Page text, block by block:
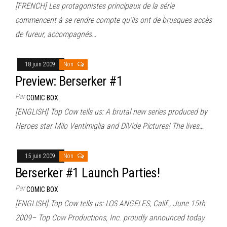
[FRENCH] Les protagonistes principaux de la série
commencent à se rendre compte qu’ils ont de brusques accès
de fureur, accompagnés…
18 juin 2009 Non
Preview: Berserker #1
ParCOMIC BOX
[ENGLISH] Top Cow tells us: A brutal new series produced by
Heroes star Milo Ventimiglia and DiVide Pictures! The lives…
15 juin 2009 Non
Berserker #1 Launch Parties!
ParCOMIC BOX
[ENGLISH] Top Cow tells us: LOS ANGELES, Calif., June 15th
2009– Top Cow Productions, Inc. proudly announced today